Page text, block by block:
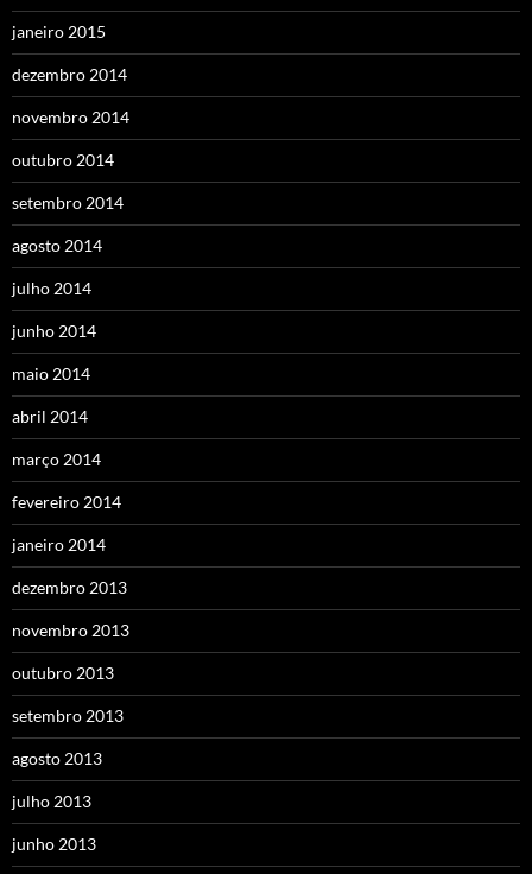
janeiro 2015
dezembro 2014
novembro 2014
outubro 2014
setembro 2014
agosto 2014
julho 2014
junho 2014
maio 2014
abril 2014
março 2014
fevereiro 2014
janeiro 2014
dezembro 2013
novembro 2013
outubro 2013
setembro 2013
agosto 2013
julho 2013
junho 2013